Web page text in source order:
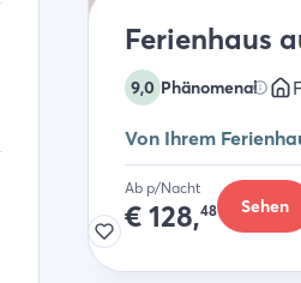
Ferienhaus
9,0 Phänomenal
Von Ihrem
Ab p/Nacht
€ 128,48 Sehen